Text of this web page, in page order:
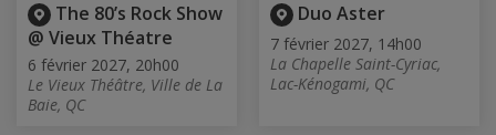
The 80’s Rock Show
@ Vieux Théatre
6 février 2027, 20h00
Le Vieux Théâtre, Ville de La
Baie, QC
Duo Aster
7 février 2027, 14h00
La Chapelle Saint-Cyriac,
Lac-Kénogami, QC